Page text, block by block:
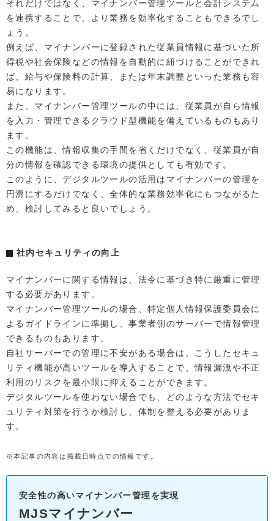
それだけではなく、マイナンバー管理ツールと会計システム
を連携することで、より業務を効率化することもできるでし
ょう。
例えば、マイナンバーに登録された従業員情報に基づいた所
得税や社会保険などの情報を自動的に紐づけることができれ
ば、給与や保険料の計算、または年末調整といった業務も容
易になります。
また、マイナンバー管理ツールの中には、従業員が自ら情報
を入力・管理できるクラウド型機能を備えているものもあり
ます。
この機能は、情報収集の手間を省くだけでなく、従業員が自
分の情報を確認できる環境の提供としても有効です。
このように、デジタルツールの活用はマイナンバーの管理を
円滑にするだけでなく、全体的な業務効率化にもつながるた
め、検討してみると良いでしょう。
社内セキュリティの向上
マイナンバーに関する情報は、法令に基づき特に厳重に管理
する必要があります。
マイナンバー管理ツールの場合、特定個人情報保護委員会に
よるガイドラインに準拠し、事業者側のサーバーで情報管理
できるものもあります。
自社サーバーでの管理に不安がある場合は、こうしたセキュ
リティ機能が高いツールを導入することで、情報漏洩や不正
利用のリスクを最小限に抑えることができます。
デジタルツールを使わない場合でも、どのような方法でセキ
ュリティ対策を行うか検討し、体制を整える必要がありま
す。
※本記事の内容は掲載日時点での情報です。
安全性の高いマイナンバー管理を実現
MJSマイナンバー